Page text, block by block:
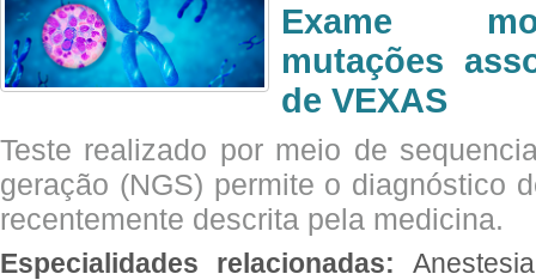
Exame
mutações
de VEXAS
Teste realizado por meio de
geração (NGS) permite o diagnóstico
recentemente descrita pela medicina.
Especialidades relacionadas: